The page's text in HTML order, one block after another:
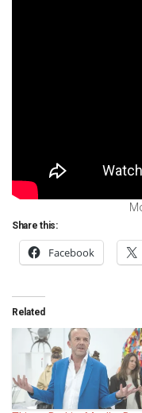
Share this:
Facebook
Related